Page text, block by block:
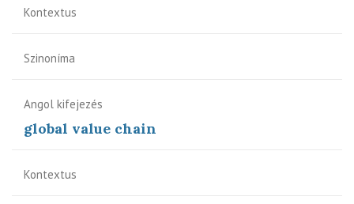
Kontextus
Szinoníma
Angol kifejezés
global value chain
Kontextus